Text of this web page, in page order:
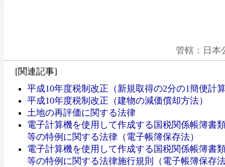
管轄：日本
[関連記事]
平成10年度税制改正（新規取得の2分の1簡便計
平成10年度税制改正（建物の減価償却方法）
土地の再評価に関する法律
電子計算機を使用して作成する国税関係帳簿書
等の特例に関する法律（電子帳簿保存法）
電子計算機を使用して作成する国税関係帳簿書
等の特例に関する法律施行規則（電子帳簿保存